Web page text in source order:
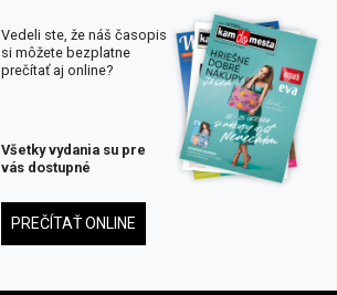
Vedeli ste, že náš časopis
si môžete bezplatne
prečítať aj online?
Všetky vydania su pre
vás dostupné
PREČÍTAŤ ONLINE